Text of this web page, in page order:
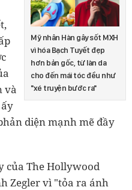
Mỹ nhân Hàn gây sốt MXH
vì hóa Bạch Tuyết đẹp
hơn bản gốc, từ làn da
cho đến mái tóc đều như
"xé truyện bước ra"
và
diện mạnh mẽ đầy
của The Hollywood
Zegler vì "tỏa ra ánh